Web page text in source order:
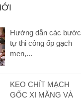
Hướng dẫn các bước
tự thi công ốp gạch
men,...
KEO CHÍT MẠCH
GỐC XI MĂNG VÀ